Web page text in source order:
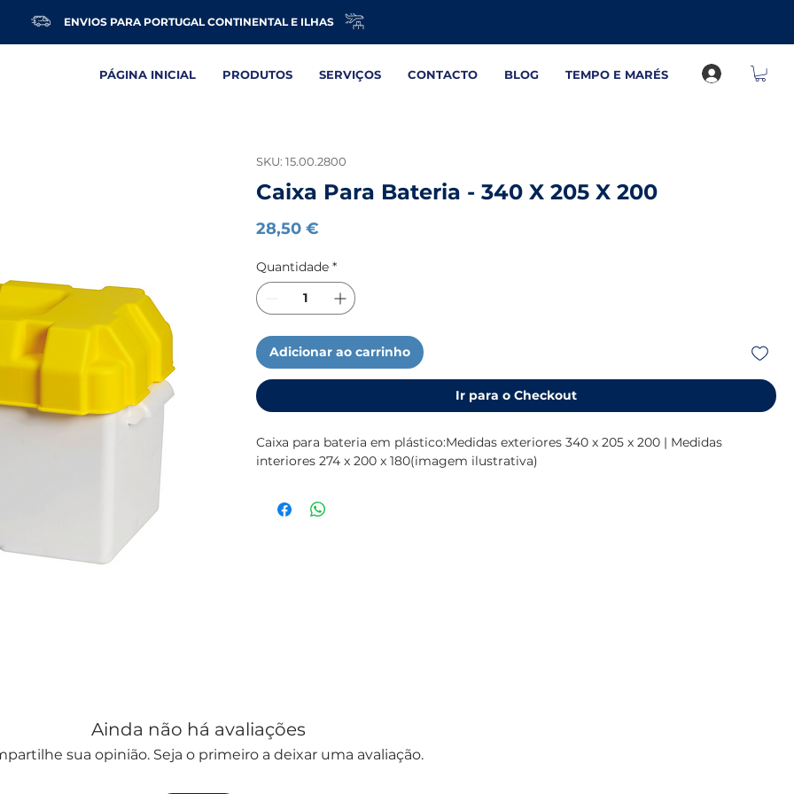
ENVIOS PARA PORTUGAL CONTINENTAL E ILHAS
PÁGINA INICIAL PRODUTOS SERVIÇOS CONTACTO BLOG TEMPO E MARÉS
SKU: 15.00.2800
Caixa Para Bateria - 340 X 205 X 200
28,50 €
Quantidade *
Adicionar ao carrinho
Ir para o Checkout
Caixa para bateria em plástico:Medidas exteriores 340 x 205 x 200 | Medidas
interiores 274 x 200 x 180(imagem ilustrativa)
Ainda não há avaliações
sua opinião. Seja o primeiro a deixar uma avaliação.